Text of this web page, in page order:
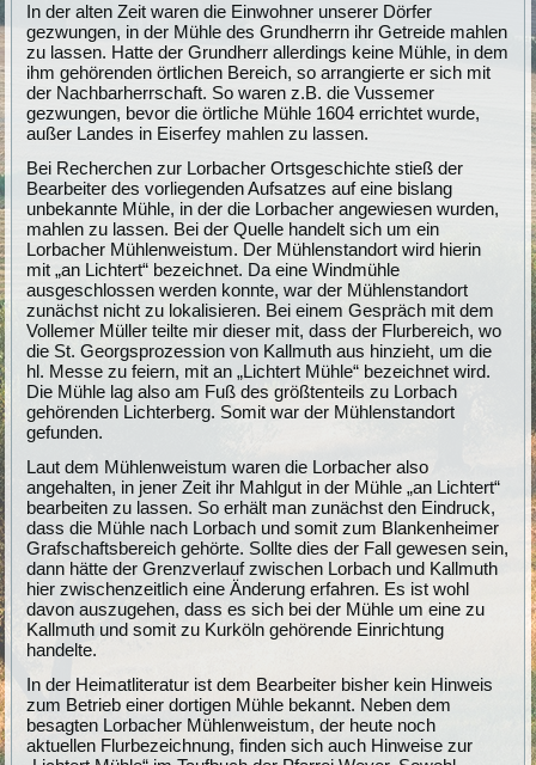
In der alten Zeit waren die Einwohner unserer Dörfer
gezwungen, in der Mühle des Grundherrn ihr Getreide mahlen
zu lassen. Hatte der Grundherr allerdings keine Mühle, in dem
ihm gehörenden örtlichen Bereich, so arrangierte er sich mit
der Nachbarherrschaft. So waren z.B. die Vussemer
gezwungen, bevor die örtliche Mühle 1604 errichtet wurde,
außer Landes in Eiserfey mahlen zu lassen.
Bei Recherchen zur Lorbacher Ortsgeschichte stieß der
Bearbeiter des vorliegenden Aufsatzes auf eine bislang
unbekannte Mühle, in der die Lorbacher angewiesen wurden,
mahlen zu lassen. Bei der Quelle handelt sich um ein
Lorbacher Mühlenweistum. Der Mühlenstandort wird hierin
mit „an Lichtert“ bezeichnet. Da eine Windmühle
ausgeschlossen werden konnte, war der Mühlenstandort
zunächst nicht zu lokalisieren. Bei einem Gespräch mit dem
Vollemer Müller teilte mir dieser mit, dass der Flurbereich, wo
die St. Georgsprozession von Kallmuth aus hinzieht, um die
hl. Messe zu feiern, mit an „Lichtert Mühle“ bezeichnet wird.
Die Mühle lag also am Fuß des größtenteils zu Lorbach
gehörenden Lichterberg. Somit war der Mühlenstandort
gefunden.
Laut dem Mühlenweistum waren die Lorbacher also
angehalten, in jener Zeit ihr Mahlgut in der Mühle „an Lichtert“
bearbeiten zu lassen. So erhält man zunächst den Eindruck,
dass die Mühle nach Lorbach und somit zum Blankenheimer
Grafschaftsbereich gehörte. Sollte dies der Fall gewesen sein,
dann hätte der Grenzverlauf zwischen Lorbach und Kallmuth
hier zwischenzeitlich eine Änderung erfahren. Es ist wohl
davon auszugehen, dass es sich bei der Mühle um eine zu
Kallmuth und somit zu Kurköln gehörende Einrichtung
handelte.
In der Heimatliteratur ist dem Bearbeiter bisher kein Hinweis
zum Betrieb einer dortigen Mühle bekannt. Neben dem
besagten Lorbacher Mühlenweistum, der heute noch
aktuellen Flurbezeichnung, finden sich auch Hinweise zur